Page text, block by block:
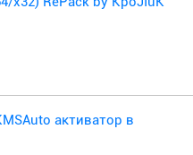
активатор в